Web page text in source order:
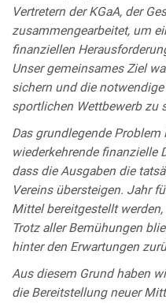
Vertretern der KGaA, der
zusammengearbeitet, um
finanziellen
Unser gemeinsames Ziel
sichern und die
sportlichen Wettbewerb zu
Das grundlegende
wiederkehrende finanzielle
dass die Ausgaben die
Vereins übersteigen. Jahr
Mittel bereitgestellt
Trotz aller Bemühungen
hinter den Erwartungen
Aus diesem Grund haben
die Bereitstellung neuer